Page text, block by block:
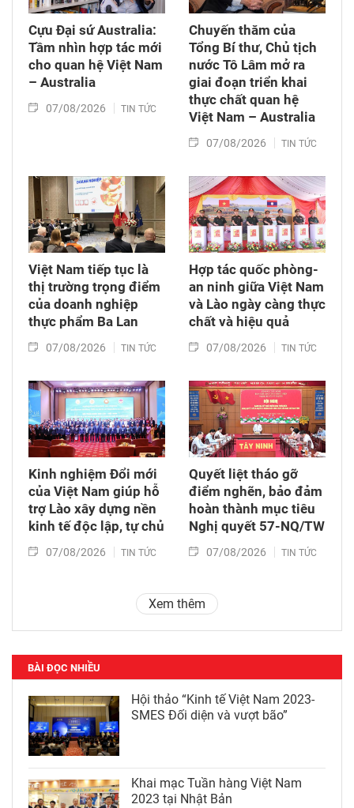
luận ở tổ về 3 dự án Luật trên.
Cựu Đại sứ Australia:
Tầm nhìn hợp tác mới
cho quan hệ Việt Nam
– Australia
07/08/2026 TIN TỨC
Chuyến thăm của
Tổng Bí thư, Chủ tịch
nước Tô Lâm mở ra
giai đoạn triển khai
thực chất quan hệ
Việt Nam – Australia
07/08/2026 TIN TỨC
Việt Nam tiếp tục là
thị trường trọng điểm
của doanh nghiệp
thực phẩm Ba Lan
07/08/2026 TIN TỨC
Hợp tác quốc phòng-
an ninh giữa Việt Nam
và Lào ngày càng thực
chất và hiệu quả
07/08/2026 TIN TỨC
Kinh nghiệm Đổi mới
của Việt Nam giúp hỗ
trợ Lào xây dựng nền
kinh tế độc lập, tự chủ
07/08/2026 TIN TỨC
Quyết liệt tháo gỡ
điểm nghẽn, bảo đảm
hoàn thành mục tiêu
Nghị quyết 57-NQ/TW
07/08/2026 TIN TỨC
Xem thêm
BÀI ĐỌC NHIỀU
Hội thảo “Kinh tế Việt Nam 2023-
SMES Đối diện và vượt bão”
Khai mạc Tuần hàng Việt Nam
2023 tại Nhật Bản